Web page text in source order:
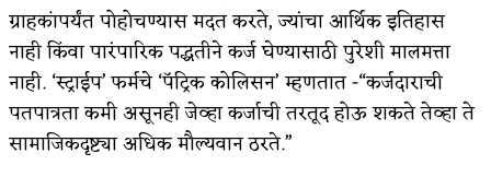
ग्राहकांपर्यंत पोहोचण्यास मदत करते, ज्यांचा आर्थिक इतिहास
नाही किंवा पारंपारिक पद्धतीने कर्ज घेण्यासाठी पुरेशी मालमत्ता
नाही. ‘स्ट्राईप’ फर्मचे ‘पॅट्रिक कोलिसन’ म्हणतात -“कर्जदाराची
पतपात्रता कमी असूनही जेव्हा कर्जाची तरतूद होऊ शकते तेव्हा ते
सामाजिकदृष्ट्या अधिक मौल्यवान ठरते.”